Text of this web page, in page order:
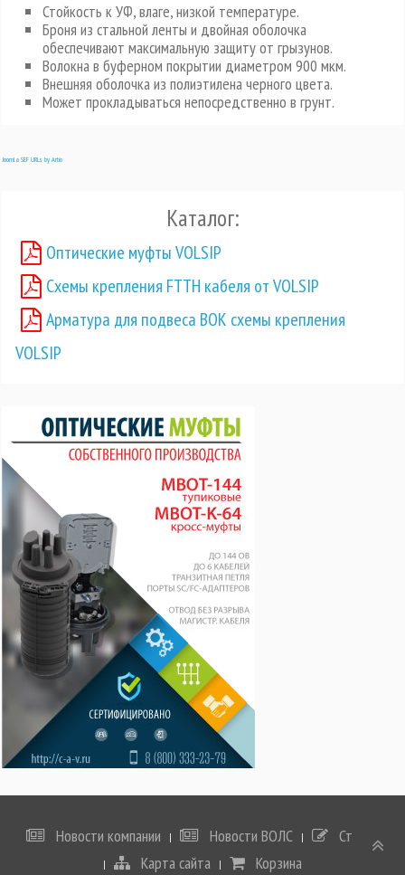
Стойкость к УФ, влаге, низкой температуре.
Броня из стальной ленты и двойная оболочка
обеспечивают максимальную защиту от грызунов.
Волокна в буферном покрытии диаметром 900 мкм.
Внешняя оболочка из полиэтилена черного цвета.
Может прокладываться непосредственно в грунт.
Joomla SEF URLs by Artio
Каталог:
Оптические муфты VOLSIP
Схемы крепления FTTH кабеля от VOLSIP
Арматура для подвеса ВОК схемы крепления
VOLSIP
Новости компании Новости ВОЛС
Статьи
Карта сайта
Корзина